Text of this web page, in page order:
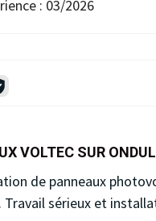
: 03/2026
VOLTEC SUR
de panneaux
sérieux et